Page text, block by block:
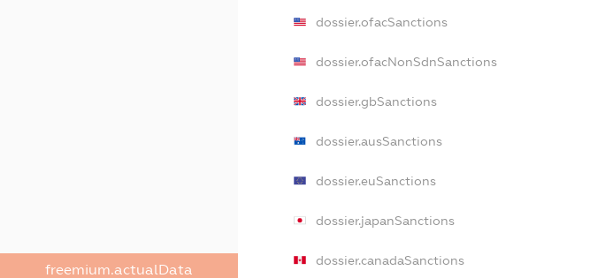
freemium.actualData
dossier.ofacSanctions
dossier.ofacNonSdnSanctions
dossier.gbSanctions
dossier.ausSanctions
dossier.euSanctions
dossier.japanSanctions
dossier.canadaSanctions